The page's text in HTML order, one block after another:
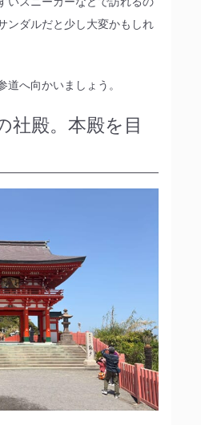
ンダルだと少し大変かもしれ
へ向かいましょう。
社殿。本殿を目